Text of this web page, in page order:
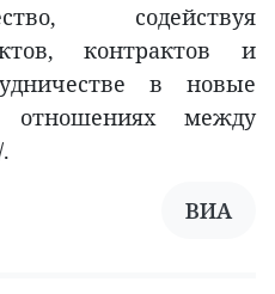
содействуя
контрактов и
в новые
между
ВИА